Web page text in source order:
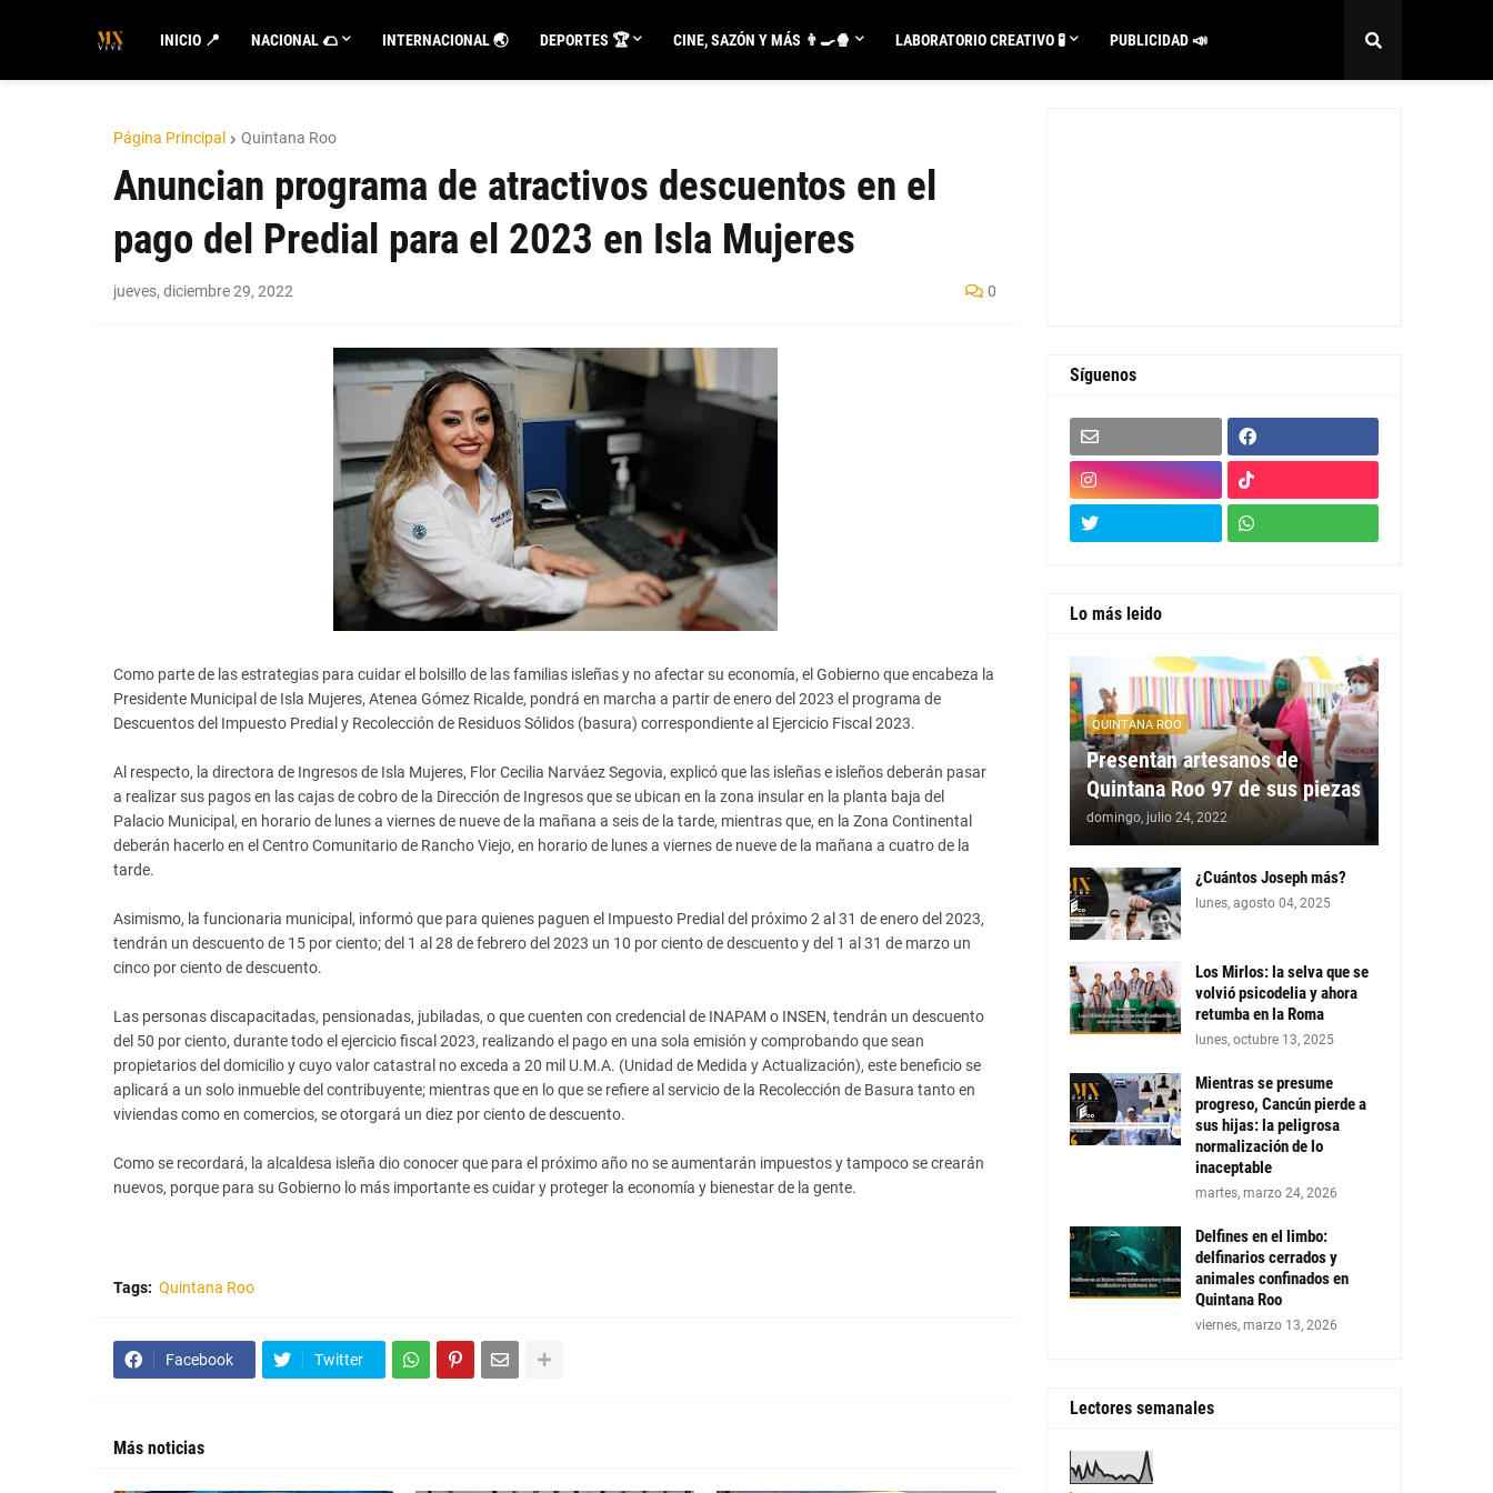
INICIO 📍 NACIONAL 🌮 INTERNACIONAL 🌏 DEPORTES 🏆 CINE, SAZÓN Y MÁS 👨‍🍳🍿 LABORATORIO CREATIVO 🧪 PUBLICIDAD 📣
Página Principal Quintana Roo
Anuncian programa de atractivos descuentos en el
pago del Predial para el 2023 en Isla Mujeres
jueves, diciembre 29, 2022 0
Como parte de las estrategias para cuidar el bolsillo de las familias isleñas y no afectar su economía, el Gobierno que encabeza la
Presidente Municipal de Isla Mujeres, Atenea Gómez Ricalde, pondrá en marcha a partir de enero del 2023 el programa de
Descuentos del Impuesto Predial y Recolección de Residuos Sólidos (basura) correspondiente al Ejercicio Fiscal 2023.
Al respecto, la directora de Ingresos de Isla Mujeres, Flor Cecilia Narváez Segovia, explicó que las isleñas e isleños deberán pasar
a realizar sus pagos en las cajas de cobro de la Dirección de Ingresos que se ubican en la zona insular en la planta baja del
Palacio Municipal, en horario de lunes a viernes de nueve de la mañana a seis de la tarde, mientras que, en la Zona Continental
deberán hacerlo en el Centro Comunitario de Rancho Viejo, en horario de lunes a viernes de nueve de la mañana a cuatro de la
tarde.
Asimismo, la funcionaria municipal, informó que para quienes paguen el Impuesto Predial del próximo 2 al 31 de enero del 2023,
tendrán un descuento de 15 por ciento; del 1 al 28 de febrero del 2023 un 10 por ciento de descuento y del 1 al 31 de marzo un
cinco por ciento de descuento.
Las personas discapacitadas, pensionadas, jubiladas, o que cuenten con credencial de INAPAM o INSEN, tendrán un descuento
del 50 por ciento, durante todo el ejercicio fiscal 2023, realizando el pago en una sola emisión y comprobando que sean
propietarios del domicilio y cuyo valor catastral no exceda a 20 mil U.M.A. (Unidad de Medida y Actualización), este beneficio se
aplicará a un solo inmueble del contribuyente; mientras que en lo que se refiere al servicio de la Recolección de Basura tanto en
viviendas como en comercios, se otorgará un diez por ciento de descuento.
Como se recordará, la alcaldesa isleña dio conocer que para el próximo año no se aumentarán impuestos y tampoco se crearán
nuevos, porque para su Gobierno lo más importante es cuidar y proteger la economía y bienestar de la gente.
Tags: Quintana Roo
Facebook Twitter
Más noticias
Síguenos
Lo más leido
QUINTANA ROO
Presentan artesanos de
Quintana Roo 97 de sus piezas
domingo, julio 24, 2022
¿Cuántos Joseph más?
lunes, agosto 04, 2025
Los Mirlos: la selva que se
volvió psicodelia y ahora
retumba en la Roma
lunes, octubre 13, 2025
Mientras se presume
progreso, Cancún pierde a
sus hijas: la peligrosa
normalización de lo
inaceptable
martes, marzo 24, 2026
Delfines en el limbo:
delfinarios cerrados y
animales confinados en
Quintana Roo
viernes, marzo 13, 2026
Lectores semanales